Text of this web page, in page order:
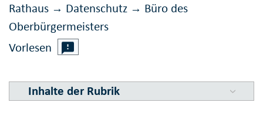
Rathaus → Daten­schutz → Büro des
Oberbürgermeisters
Vorlesen
Inhalte der Rubrik